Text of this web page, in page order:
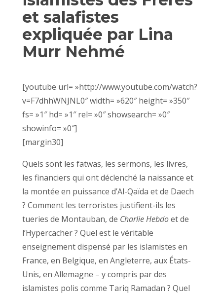
et salafistes
expliquée par Lina
Murr Nehmé
[youtube url= »http://www.youtube.com/watch?
v=F7dhhWNJNL0″ width= »620″ height= »350″
fs= »1″ hd= »1″ rel= »0″ showsearch= »0″
showinfo= »0″]
[margin30]
Quels sont les fatwas, les sermons, les livres,
les financiers qui ont déclenché la naissance et
la montée en puissance d’Al-Qaïda et de Daech
? Comment les terroristes justifient-ils les
tueries de Montauban, de Charlie Hebdoet de
l’Hypercacher ? Quel est le véritable
enseignement dispensé par les islamistes en
France, en Belgique, en Angleterre, aux États-
Unis, en Allemagne – y compris par des
islamistes polis comme Tariq Ramadan ? Quel